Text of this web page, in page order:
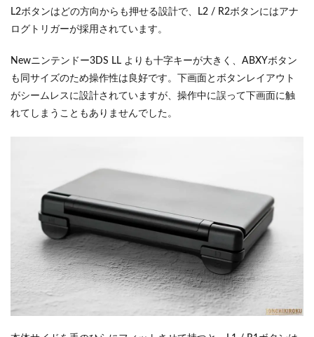
L2ボタンはどの方向からも押せる設計で、L2 / R2ボタンにはアナ
ログトリガーが採用されています。
Newニンテンドー3DS LL よりも十字キーが大きく、ABXYボタン
も同サイズのため操作性は良好です。下画面とボタンレイアウト
がシームレスに設計されていますが、操作中に誤って下画面に触
れてしまうこともありませんでした。